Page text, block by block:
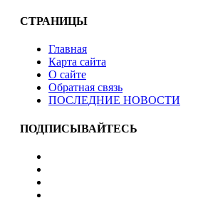
СТРАНИЦЫ
Главная
Карта сайта
О сайте
Обратная связь
ПОСЛЕДНИЕ НОВОСТИ
ПОДПИСЫВАЙТЕСЬ